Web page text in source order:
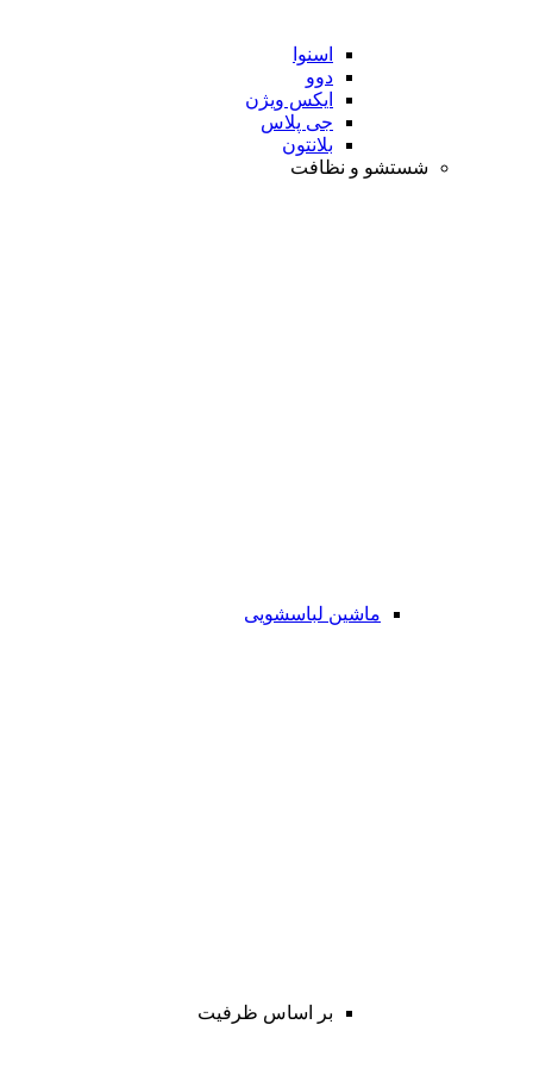
اسنوا
دوو
ایکس ویژن
جی پلاس
بلانتون
شستشو و نظافت
ماشین لباسشویی
بر اساس ظرفیت